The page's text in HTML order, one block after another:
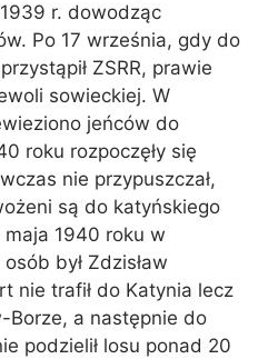
r. dowodząc
Po 17 września, gdy do
ZSRR, prawie
sowieckiej. W
jeńców do
roku rozpoczęły się
nie przypuszczał,
są do katyńskiego
1940 roku w
był Zdzisław
nie trafił do Katynia lecz
Borze, a następnie do
podzielił losu ponad 20